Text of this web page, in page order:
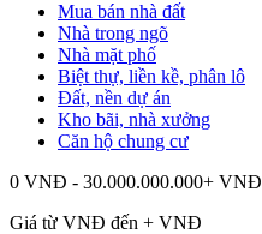
Mua bán nhà đất
Nhà trong ngõ
Nhà mặt phố
Biệt thự, liền kề, phân lô
Đất, nền dự án
Kho bãi, nhà xưởng
Căn hộ chung cư
0 VNĐ - 30.000.000.000+ VNĐ
Giá từ VNĐ đến + VNĐ